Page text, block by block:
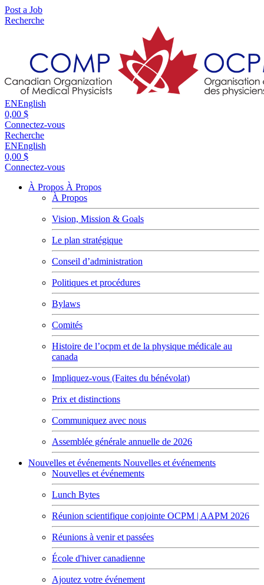
Post a Job
Recherche
ENEnglish
0,00 $
Connectez-vous
Recherche
ENEnglish
0,00 $
Connectez-vous
À Propos À Propos
À Propos
Vision, Mission & Goals
Le plan stratégique
Conseil d’administration
Politiques et procédures
Bylaws
Comités
Histoire de l’ocpm et de la physique médicale au
canada
Impliquez-vous (Faites du bénévolat)
Prix et distinctions
Communiquez avec nous
Assemblée générale annuelle de 2026
Nouvelles et événements Nouvelles et événements
Nouvelles et événements
Lunch Bytes
Réunion scientifique conjointe OCPM | AAPM 2026
Réunions à venir et passées
École d'hiver canadienne
Ajoutez votre événement